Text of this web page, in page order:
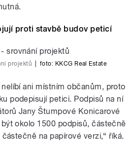
proti stavbě budov peticí
projektů foto: KKCG Real Estate
ani místním občanům, proto
podepisují petici. Podpisů na ní
Jany Štumpové Konicarové
okolo 1500 podpisů, částečně
na papírové verzi,“ říká.